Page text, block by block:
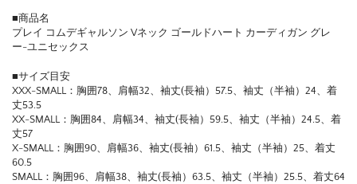
■商品名
プレイ コムデギャルソン Vネック ゴールドハート カーディガン グレ
ー-ユニセックス
■サイズ目安
XXX-SMALL：胸囲78、肩幅32、袖丈(長袖）57.5、袖丈（半袖）24、着
丈53.5
XX-SMALL：胸囲84、肩幅34、袖丈(長袖）59.5、袖丈（半袖）24.5、着
丈57
X-SMALL：胸囲90、肩幅36、袖丈(長袖）61.5、袖丈（半袖）25、着丈
60.5
SMALL：胸囲96、肩幅38、袖丈(長袖）63.5、袖丈（半袖）25.5、着丈64